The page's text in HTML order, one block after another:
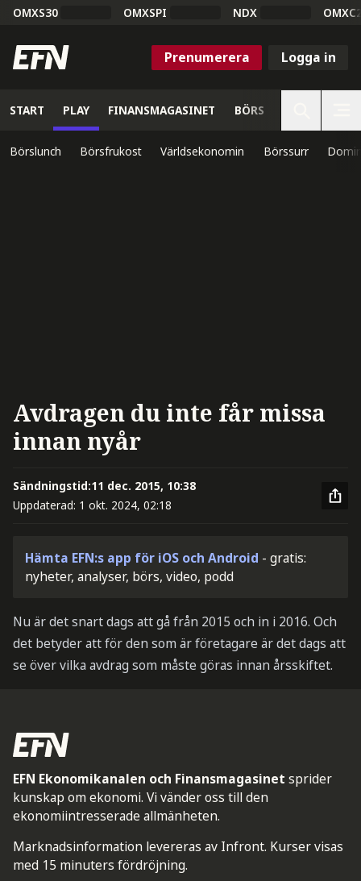
OMXS30 OMXSPI NDX
Prenumerera Logga in
START PLAY FINANSMAGASINET BÖRS
Börslunch Börsfrukost Världsekonomin Börssurr
Avdragen du inte får missa
innan nyår
Sändningstid:11 dec. 2015, 10:38
Uppdaterad: 1 okt. 2024, 02:18
Hämta EFN:s app för iOS och Android - gratis:
nyheter, analyser, börs, video, podd
Nu är det snart dags att gå från 2015 och in i 2016. Och
det betyder att för den som är företagare är det dags att
se över vilka avdrag som måste göras innan årsskiftet.
EFN Ekonomikanalen och Finansmagasinet sprider
kunskap om ekonomi. Vi vänder oss till den
ekonomiintresserade allmänheten.
Marknadsinformation levereras av Infront. Kurser visas
med 15 minuters fördröjning.